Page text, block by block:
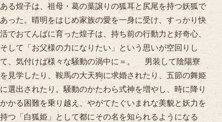
ある煌子は、祖母・葛の葉譲りの狐耳と尻尾を持つ妖狐で
あった。晴明をはじめ家族の愛を一身に受け、すっかり快
活でおてんばに育った煌子は、持ち前の行動力と好奇心、
そして「お父様の力になりたい」という思いが空回りし
て、気付けば様々な騒動の渦中に＝。 男装して陰陽寮
を見学したり、鞍馬の大天狗に求婚されたり、五節の舞姫
に選出されたり。騒動のかたわら式神を増やし、時に降り
かかる困難を乗り越え、やがてたぐいまれな美貌と妖力を
持つ「白狐姫」として都にその名を知られるようになる